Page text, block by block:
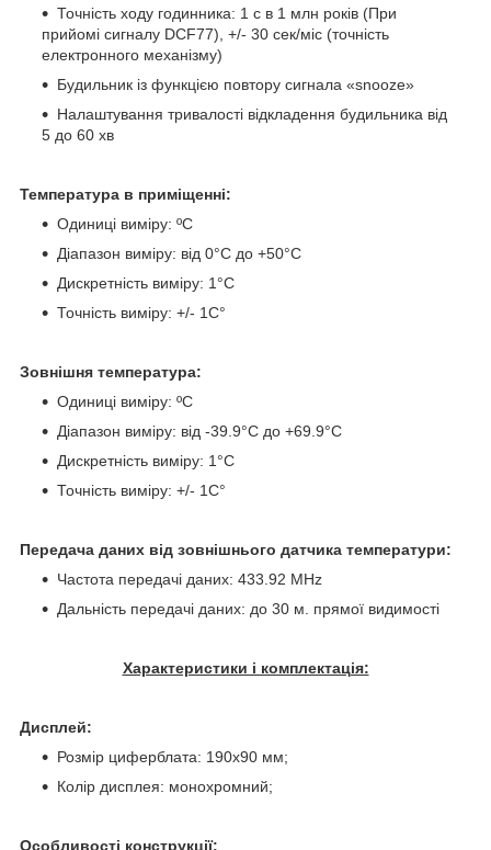
Точність ходу годинника: 1 с в 1 млн років (При
прийомі сигналу DCF77), +/- 30 сек/міс (точність
електронного механізму)
Будильник із функцією повтору сигнала «snooze»
Налаштування тривалості відкладення будильника від
5 до 60 хв
Температура в приміщенні:
Одиниці виміру: ºС
Діапазон виміру: від 0°C до +50°C
Дискретність виміру: 1°C
Точність виміру: +/- 1C°
Зовнішня температура:
Одиниці виміру: ºС
Діапазон виміру: від -39.9°C до +69.9°C
Дискретність виміру: 1°C
Точність виміру: +/- 1C°
Передача даних від зовнішнього датчика температури:
Частота передачі даних: 433.92 MHz
Дальність передачі даних: до 30 м. прямої видимості
Характеристики і комплектація:
Дисплей:
Розмір циферблата: 190x90 мм;
Колір дисплея: монохромний;
Особливості конструкції: